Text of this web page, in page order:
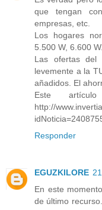
que tengan
empresas, etc.
Los hogares
5.500 W, 6.600
Las ofertas del
levemente a la
añadidos. El
Este
http://
Responder
EGUZKILORE
En este
de último